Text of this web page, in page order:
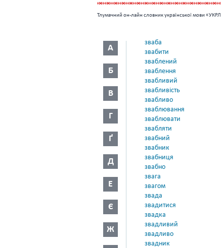
Тлумачний он-лайн словник української мови
А
Б
В
Г
Ґ
Д
Е
Є
Ж
зваба
звабити
зваблений
зваблення
звабливий
звабливість
звабливо
зваблювання
зваблювати
звабляти
звабний
звабник
звабниця
звабно
звага
звагом
звада
звадитися
звадка
звадливий
звадливо
звадник